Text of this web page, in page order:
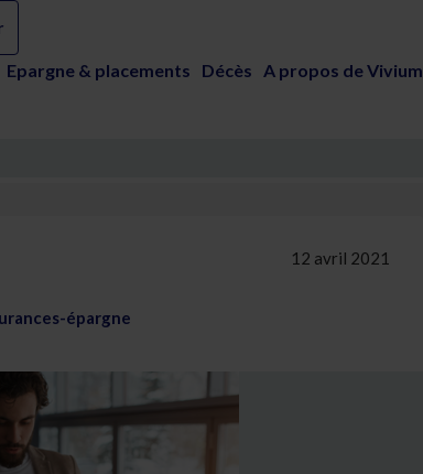
épargne - Vivium
Epargne & placements Décès A propos de Vivium
épargne
12 avril 2021